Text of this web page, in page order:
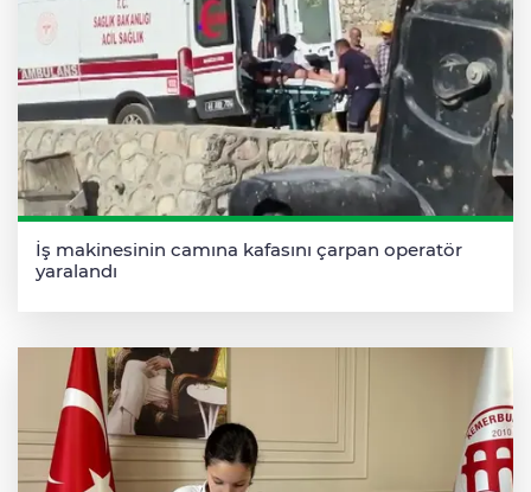
İş makinesinin camına kafasını çarpan operatör
yaralandı